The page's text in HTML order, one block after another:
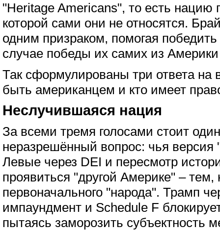
"Heritage Americans", то есть нацию
которой сами они не относятся.
одним призраком, помогая победить
случае победы их самих из Америки
Так сформулированы три ответа на
быть американцем и кто имеет
Неслучившаяся нация
За всеми тремя голосами стоит
неразрешённый вопрос: чья версия
Левые через DEI и пересмотр
проявиться "другой Америке" –
первоначального "народа". Трамп
импаундмент и Schedule F
пытаясь заморозить субъектность